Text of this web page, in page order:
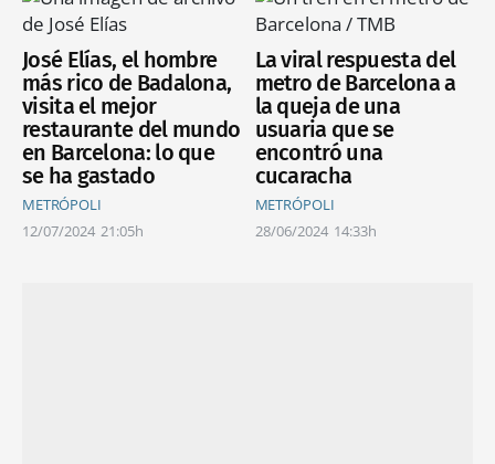
José Elías, el hombre
más rico de Badalona,
visita el mejor
restaurante del mundo
en Barcelona: lo que
se ha gastado
METRÓPOLI
12/07/2024 21:05h
La viral respuesta del
metro de Barcelona a
la queja de una
usuaria que se
encontró una
cucaracha
METRÓPOLI
28/06/2024 14:33h